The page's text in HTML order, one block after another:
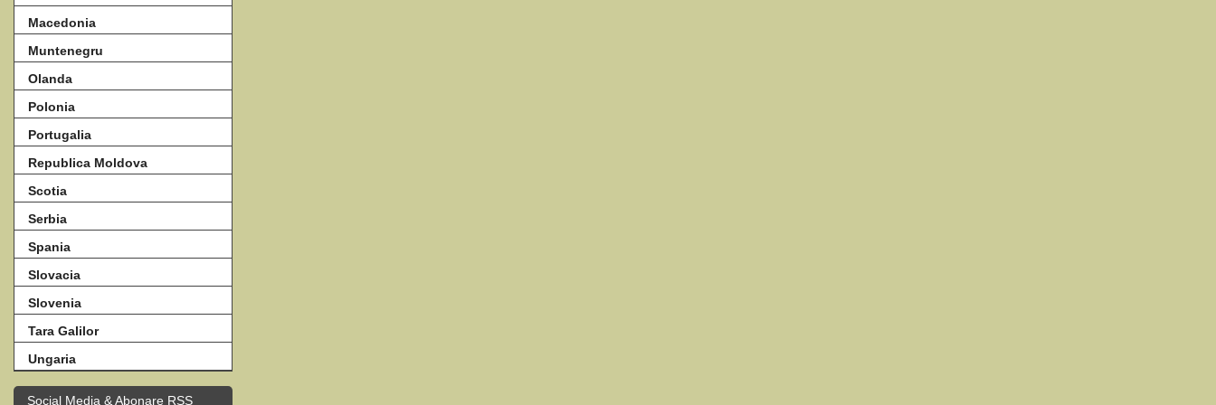
Macedonia
Muntenegru
Olanda
Polonia
Portugalia
Republica Moldova
Scotia
Serbia
Spania
Slovacia
Slovenia
Tara Galilor
Ungaria
Social Media & Abonare RSS